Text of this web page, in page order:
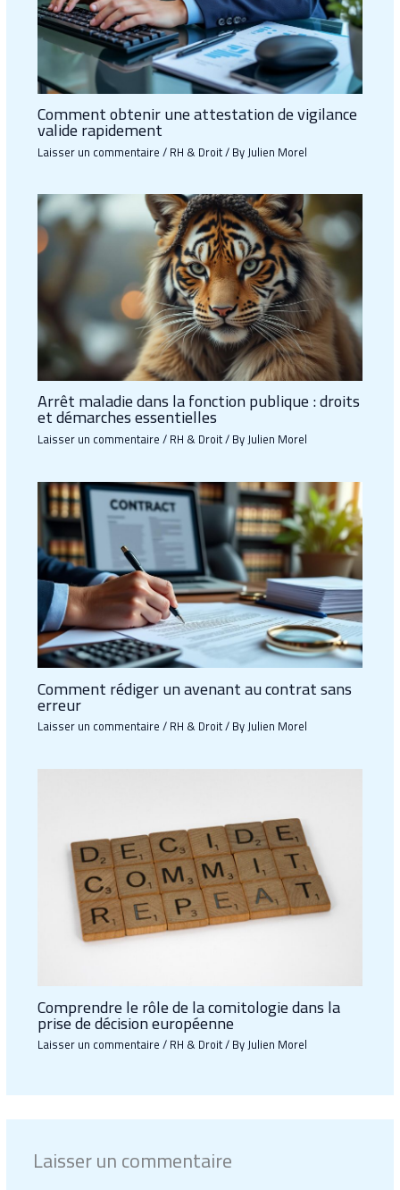
Comment obtenir une attestation de vigilance
valide rapidement
Laisser un commentaire/RH & Droit/ ByJulien Morel
Arrêt maladie dans la fonction publique : droits
et démarches essentielles
Laisser un commentaire/RH & Droit/ ByJulien Morel
Comment rédiger un avenant au contrat sans
erreur
Laisser un commentaire/RH & Droit/ ByJulien Morel
Comprendre le rôle de la comitologie dans la
prise de décision européenne
Laisser un commentaire/RH & Droit/ ByJulien Morel
Laisser un commentaire